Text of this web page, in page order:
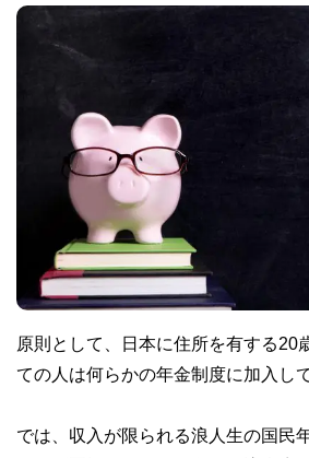
原則として、日本に住所を有する20
ての人は何らかの年金制度に加入し
では、収入が限られる浪人生の国民